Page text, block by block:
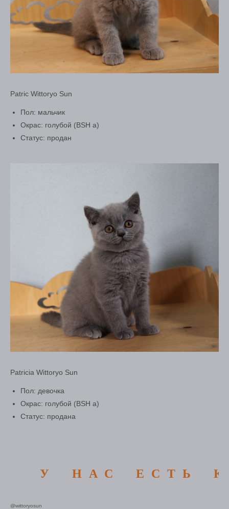
Patric Wittoryo Sun
Пол: мальчик
Окрас: голубой (BSH a)
Статус: продан
Patricia Wittoryo Sun
Пол: девочка
Окрас: голубой (BSH a)
Статус: продана
У НАС ЕСТЬ
@wittoryosun